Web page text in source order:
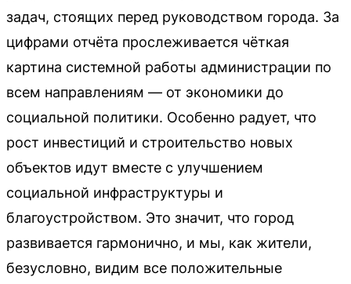
задач, стоящих перед руководством города. За
цифрами отчёта прослеживается чёткая
картина системной работы администрации по
всем направлениям — от экономики до
социальной политики. Особенно радует, что
рост инвестиций и строительство новых
объектов идут вместе с улучшением
социальной инфраструктуры и
благоустройством. Это значит, что город
развивается гармонично, и мы, как жители,
безусловно, видим все положительные